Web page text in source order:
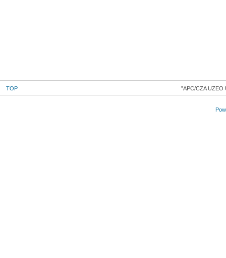
APC/CZA UZEO
TOP